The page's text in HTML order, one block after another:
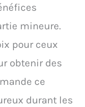
mineure.
pour ceux
obtenir des
ce
durant les